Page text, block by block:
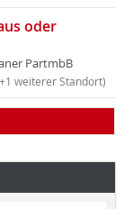
oder
PartmbB
weiterer Standort)